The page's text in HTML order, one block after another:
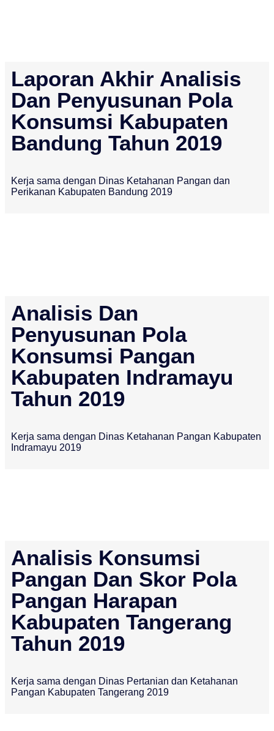
Laporan Akhir Analisis
Dan Penyusunan Pola
Konsumsi Kabupaten
Bandung Tahun 2019
Kerja sama dengan Dinas Ketahanan Pangan dan
Perikanan Kabupaten Bandung 2019
Analisis Dan
Penyusunan Pola
Konsumsi Pangan
Kabupaten Indramayu
Tahun 2019
Kerja sama dengan Dinas Ketahanan Pangan Kabupaten
Indramayu 2019
Analisis Konsumsi
Pangan Dan Skor Pola
Pangan Harapan
Kabupaten Tangerang
Tahun 2019
Kerja sama dengan Dinas Pertanian dan Ketahanan
Pangan Kabupaten Tangerang 2019